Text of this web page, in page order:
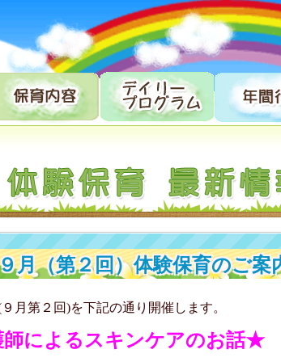
月（第２回）体験保育のご
月第２回)を下記の通り開催します。
によるスキンケアのお話★